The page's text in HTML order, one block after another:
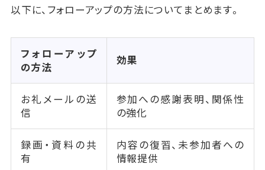
以下に、フォローアップの方法についてまとめます。
フォローアップ
の方法
効果
お礼メールの送
信
参加への感謝表明、関係性
の強化
録画・資料の共
有
内容の復習、未参加者への
情報提供